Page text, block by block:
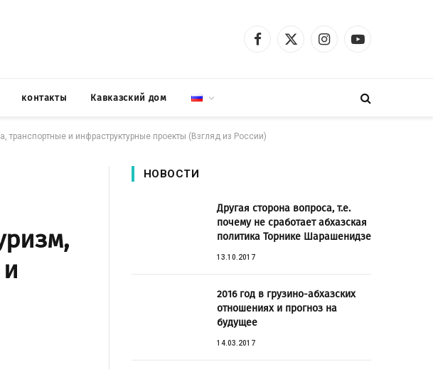
Facebook
X
InstagramYouTube
контакты Кавказский дом
транспортные и инфраструктурные проекты (Взгляд из России)
НОВОСТИ
Другая сторона вопроса, т.е.
почему не сработает абхазская
политика Торнике Шарашенидзе
13.10.2017
2016 год в грузино-абхазских
отношениях и прогноз на
будущее
14.03.2017